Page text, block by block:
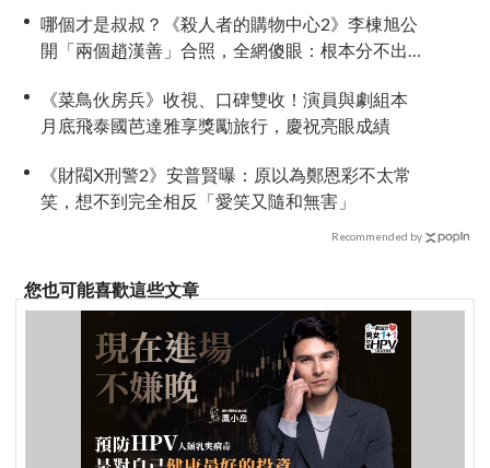
哪個才是叔叔？《殺人者的購物中心2》李棟旭公
開「兩個趙漢善」合照，全網傻眼：根本分不出
《菜鳥伙房兵》收視、口碑雙收！演員與劇組本
月底飛泰國芭達雅享獎勵旅行，慶祝亮眼成績
《財閥X刑警2》安普賢曝：原以為鄭恩彩不太常
笑，想不到完全相反「愛笑又隨和無害」
Recommended by
您也可能喜歡這些文章